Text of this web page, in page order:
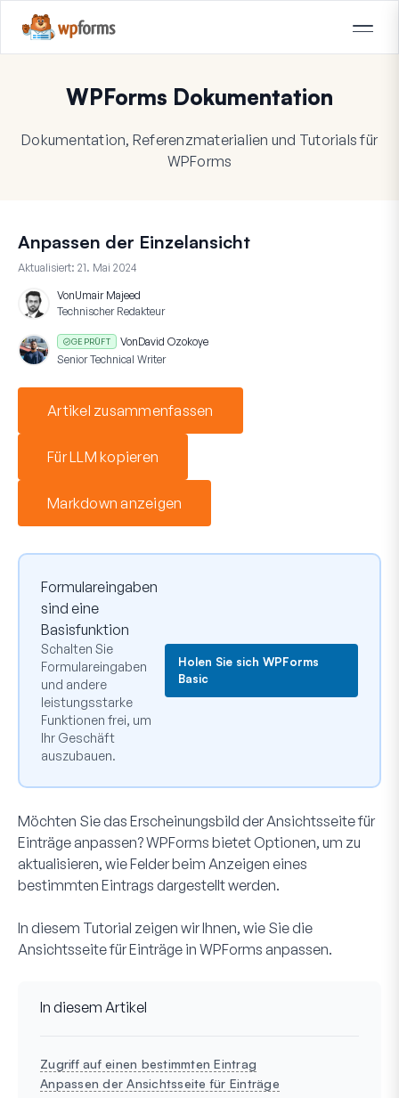
WPForms Dokumentation
Dokumentation, Referenzmaterialien und Tutorials für
WPForms
Anpassen der Einzelansicht
Aktualisiert: 21. Mai 2024
VonUmair Majeed
Technischer Redakteur
GEPRÜFT VonDavid Ozokoye
Senior Technical Writer
Artikel zusammenfassen
Für LLM kopieren
Markdown anzeigen
Formulareingaben
sind eine
Basisfunktion
Schalten Sie
Formulareingaben
und andere
leistungsstarke
Funktionen frei, um
Ihr Geschäft
auszubauen.
Holen Sie sich WPForms
Basic
Möchten Sie das Erscheinungsbild der Ansichtsseite für
Einträge anpassen? WPForms bietet Optionen, um zu
aktualisieren, wie Felder beim Anzeigen eines
bestimmten Eintrags dargestellt werden.
In diesem Tutorial zeigen wir Ihnen, wie Sie die
Ansichtsseite für Einträge in WPForms anpassen.
In diesem Artikel
Zugriff auf einen bestimmten Eintrag
Anpassen der Ansichtsseite für Einträge